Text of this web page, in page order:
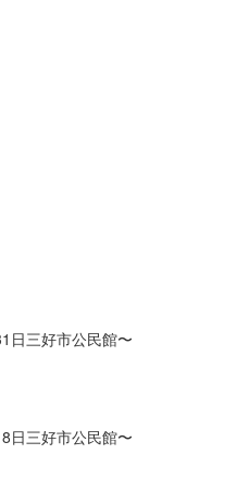
日三好市公民館〜
日三好市公民館〜